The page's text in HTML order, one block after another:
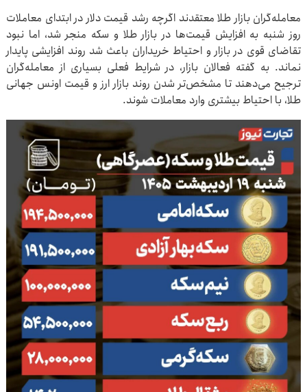
معامله‌گران بازار طلا معتقدند اگرچه رشد قیمت دلار در ابتدای معاملات
روز شنبه به افزایش قیمت‌ها در بازار طلا و سکه منجر شد، اما نبود
تقاضای قوی در بازار و احتیاط خریداران باعث شد روند افزایشی پایدار
نماند. به گفته فعالان بازار، در شرایط فعلی بسیاری از معامله‌گران
ترجیح می‌دهند تا مشخص‌تر شدن روند بازار ارز و قیمت اونس جهانی
طلا، با احتیاط بیشتری وارد معاملات شوند.